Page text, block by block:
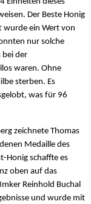
Der Beste Honig
wurde ein Wert von
nur solche
bei der
waren. Ohne
sterben. Es
was für 96
zeichnete Thomas
Medaille des
Honig schaffte es
oben auf das
Reinhold Buchal
und wurde mit